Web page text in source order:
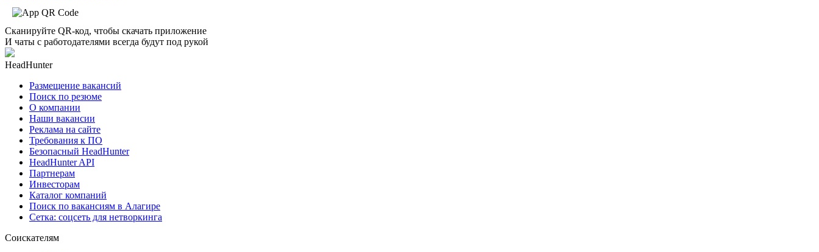
Сканируйте QR-код, чтобы скачать приложение
И чаты с работодателями всегда будут под рукой
HeadHunter
Размещение вакансий
Поиск по резюме
О компании
Наши вакансии
Реклама на сайте
Требования к ПО
Безопасный HeadHunter
HeadHunter API
Партнерам
Инвесторам
Каталог компаний
Поиск по вакансиям в Алагире
Сетка: соцсеть для нетворкинга
Соискателям